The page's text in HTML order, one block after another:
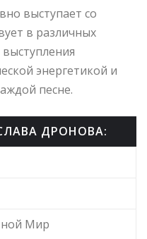
выступает со
в различных
энергетикой и
песне.
ДРОНОВА:
Мир